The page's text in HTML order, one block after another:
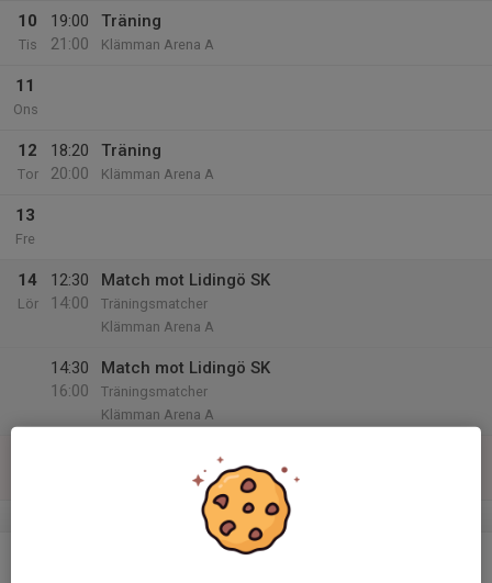
10
Tis
19:00
21:00
Träning
Klämman Arena A
11
Ons
12
Tor
18:20
20:00
Träning
Klämman Arena A
13
Fre
14
Lör
12:30
14:00
Match mot Lidingö SK
Träningsmatcher
Klämman Arena A
14:30
16:00
Match mot Lidingö SK
Träningsmatcher
Klämman Arena A
v.38